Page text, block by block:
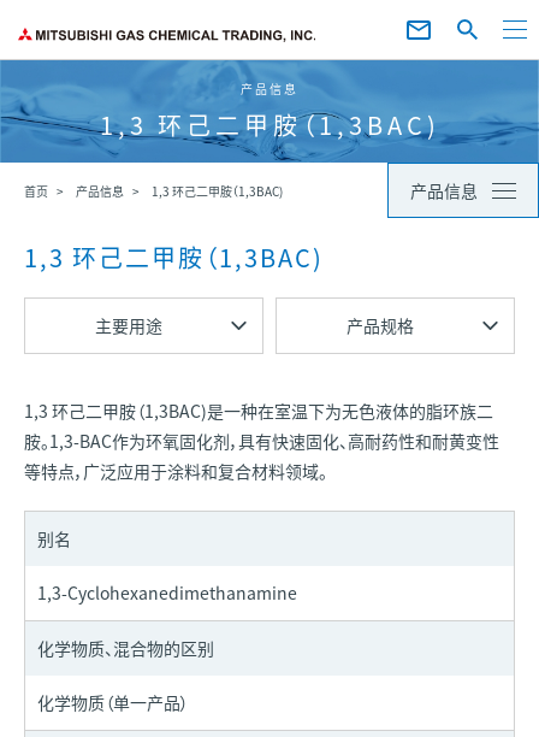
产品信息
1,3 环己二甲胺（1,3BAC)
首页 产品信息 1,3 环己二甲胺（1,3BAC) 产品信息
1,3 环己二甲胺（1,3BAC)
主要用途 产品规格
1,3 环己二甲胺（1,3BAC)是一种在室温下为无色液体的脂环族二
胺。1,3-BAC作为环氧固化剂，具有快速固化、高耐药性和耐黄变性
等特点，广泛应用于涂料和复合材料领域。
别名
1,3-Cyclohexanedimethanamine
化学物质、混合物的区别
化学物质（单一产品）